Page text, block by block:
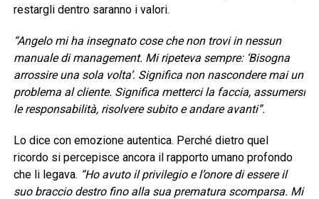
restargli dentro saranno i valori.
“Angelo mi ha insegnato cose che non trovi in nessun
manuale di management. Mi ripeteva sempre: ‘Bisogna
arrossire una sola volta’. Significa non nascondere mai un
problema al cliente. Significa metterci la faccia, assumersi
le responsabilità, risolvere subito e andare avanti”.
Lo dice con emozione autentica. Perché dietro quel
ricordo si percepisce ancora il rapporto umano profondo
che li legava. “Ho avuto il privilegio e l’onore di essere il
suo braccio destro fino alla sua prematura scomparsa. Mi